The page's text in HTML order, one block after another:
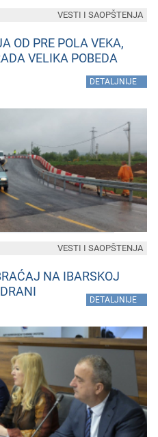
OD PRE POLA VEKA,
VELIKA POBEDA
DETALJNIJE
VESTI I SAOPŠTENJA
NA IBARSKOJ
DETALJNIJE
VESTI I SAOPŠTENJA